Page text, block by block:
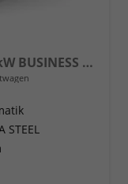
TOP Kombi MY25 1.5 T-GDI 103kW BUSINESS DCT7
STEEL